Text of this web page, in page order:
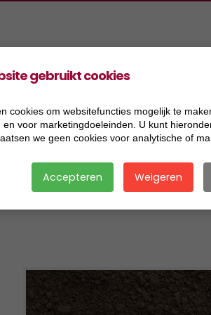
Aannemingen BV
Handel BV
Research BV
Transport BV
2026
2025
2024
2023
2019
Algemene
Certificaat
Certificaat
Certificaat
Disclaimer
gebruikt cookies
cookies om websitefuncties mogelijk te
en voor marketingdoeleinden. U kunt
we geen cookies voor analytische of
Accepteren Weigeren